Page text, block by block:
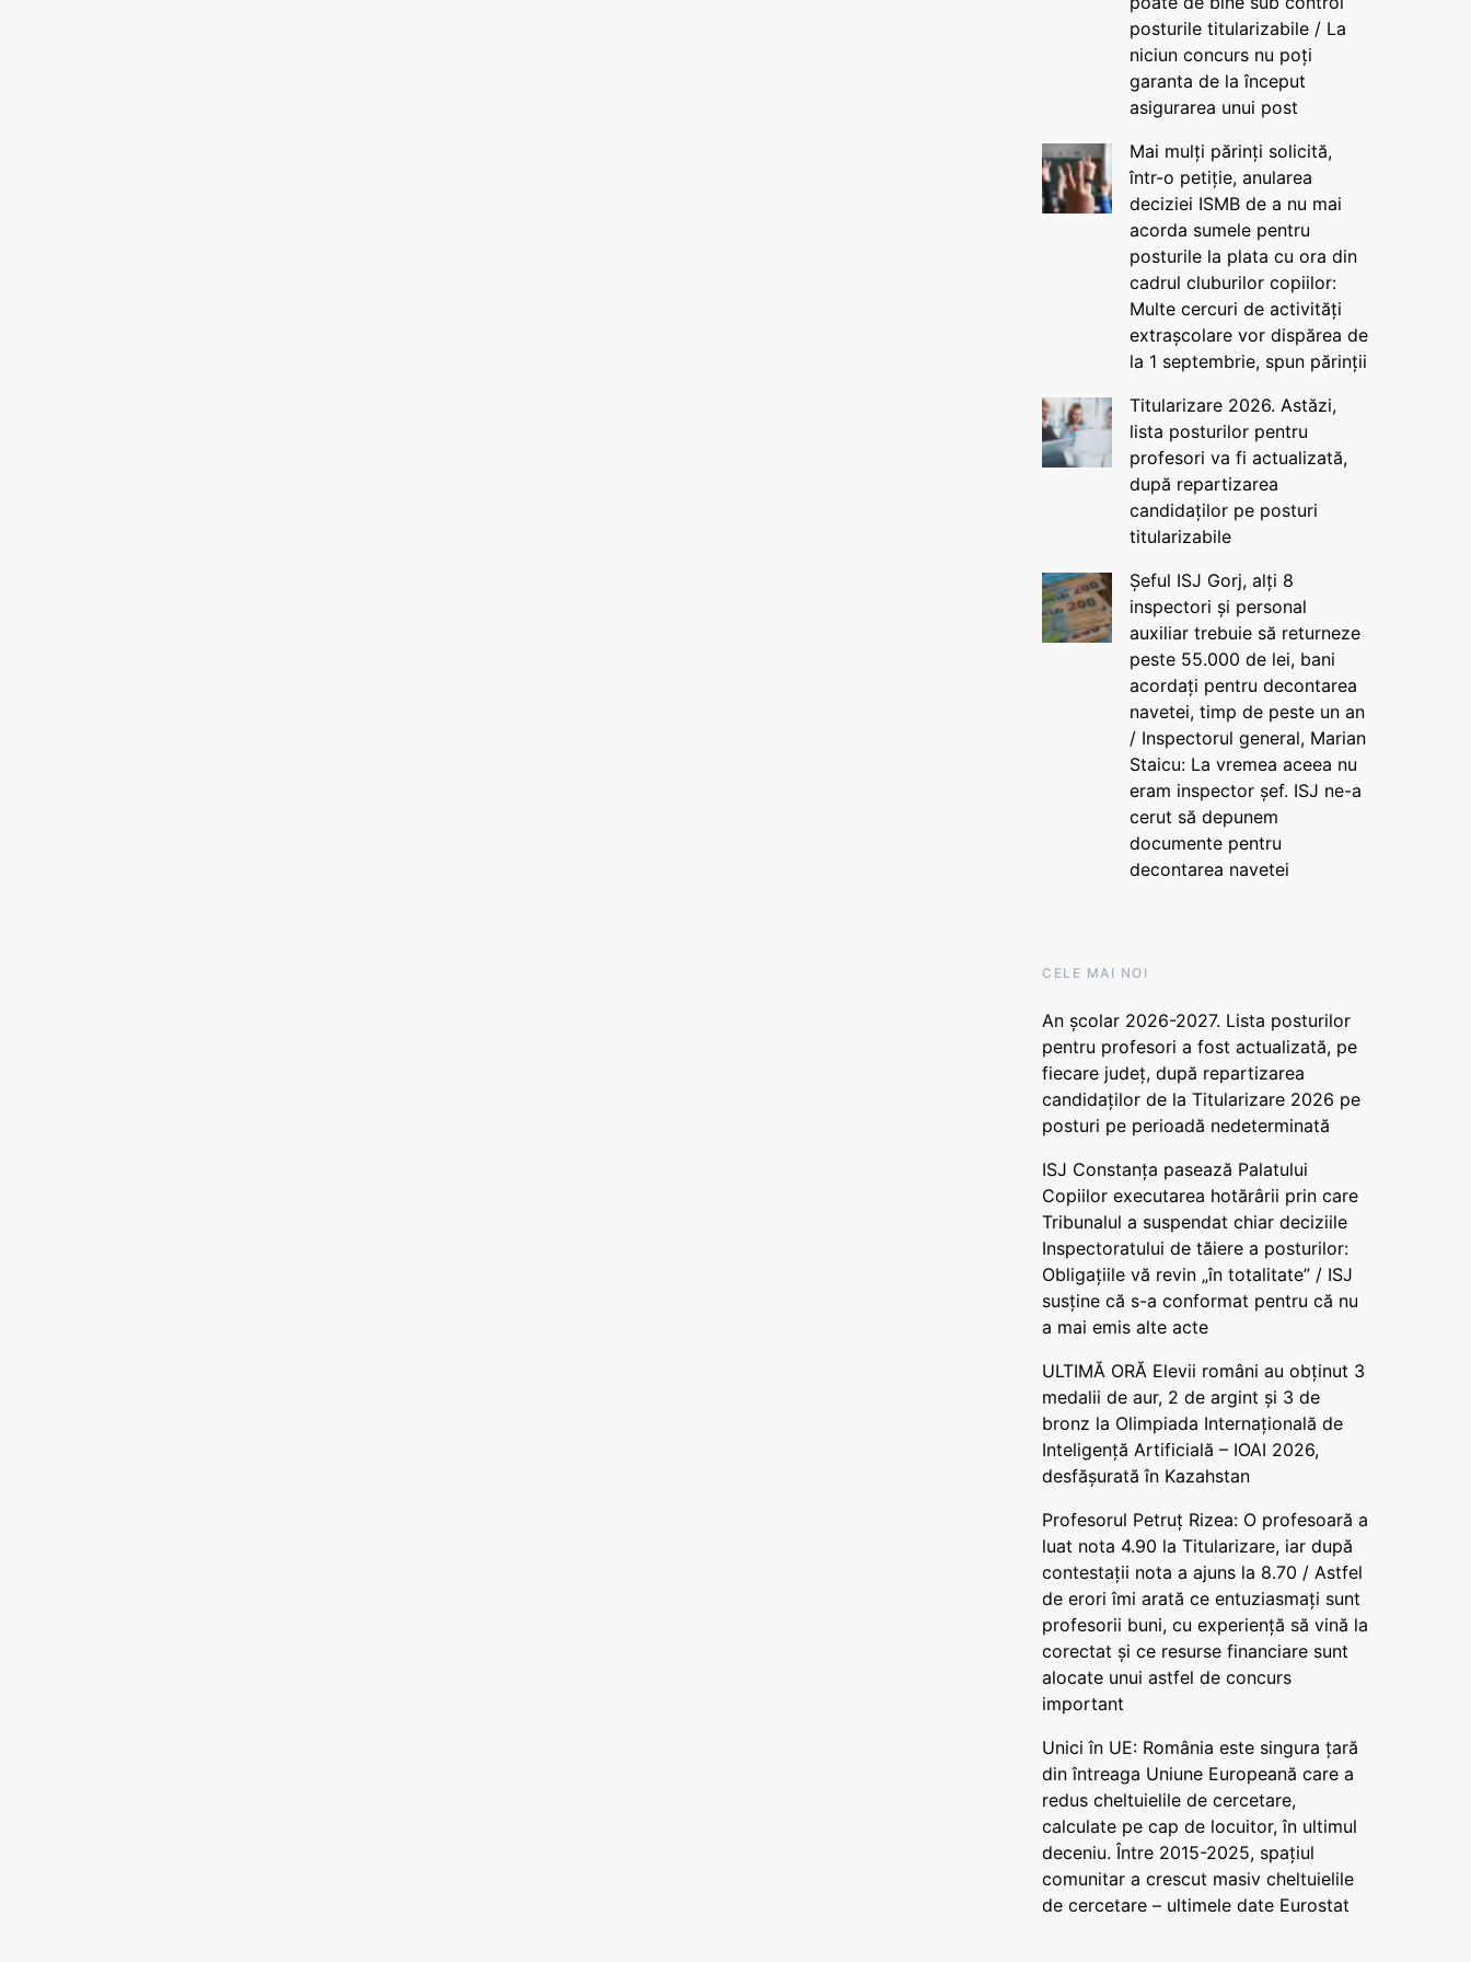
posturile titularizabile / La
niciun concurs nu poți
garanta de la început
asigurarea unui post
Mai mulți părinți solicită,
într-o petiție, anularea
deciziei ISMB de a nu mai
acorda sumele pentru
posturile la plata cu ora din
cadrul cluburilor copiilor:
Multe cercuri de activități
extrașcolare vor dispărea de
la 1 septembrie, spun părinții
Titularizare 2026. Astăzi,
lista posturilor pentru
profesori va fi actualizată,
după repartizarea
candidaților pe posturi
titularizabile
Șeful ISJ Gorj, alți 8
inspectori și personal
auxiliar trebuie să returneze
peste 55.000 de lei, bani
acordați pentru decontarea
navetei, timp de peste un an
/ Inspectorul general, Marian
Staicu: La vremea aceea nu
eram inspector șef. ISJ ne-a
cerut să depunem
documente pentru
decontarea navetei
CELE MAI NOI
An școlar 2026-2027. Lista posturilor
pentru profesori a fost actualizată, pe
fiecare județ, după repartizarea
candidaților de la Titularizare 2026 pe
posturi pe perioadă nedeterminată
ISJ Constanța pasează Palatului
Copiilor executarea hotărârii prin care
Tribunalul a suspendat chiar deciziile
Inspectoratului de tăiere a posturilor:
Obligațiile vă revin „în totalitate” / ISJ
susține că s-a conformat pentru că nu
a mai emis alte acte
ULTIMĂ ORĂ Elevii români au obținut 3
medalii de aur, 2 de argint și 3 de
bronz la Olimpiada Internațională de
Inteligență Artificială – IOAI 2026,
desfășurată în Kazahstan
Profesorul Petruț Rizea: O profesoară a
luat nota 4.90 la Titularizare, iar după
contestații nota a ajuns la 8.70 / Astfel
de erori îmi arată ce entuziasmați sunt
profesorii buni, cu experiență să vină la
corectat și ce resurse financiare sunt
alocate unui astfel de concurs
important
Unici în UE: România este singura țară
din întreaga Uniune Europeană care a
redus cheltuielile de cercetare,
calculate pe cap de locuitor, în ultimul
deceniu. Între 2015-2025, spațiul
comunitar a crescut masiv cheltuielile
de cercetare – ultimele date Eurostat